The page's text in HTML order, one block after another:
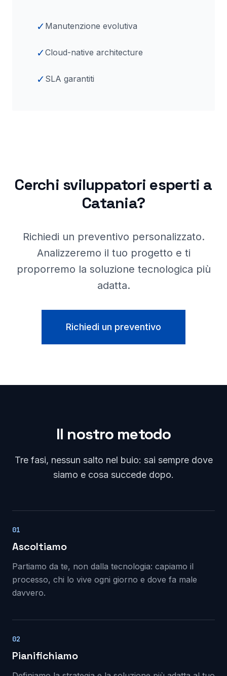
✓ Manutenzione evolutiva
✓Cloud-native architecture
✓ SLA garantiti
Cerchi sviluppatori esperti a
Catania?
Richiedi un preventivo personalizzato.
Analizzeremo il tuo progetto e ti
proporremo la soluzione tecnologica più
adatta.
Richiedi un preventivo
Il nostro metodo
Tre fasi, nessun salto nel buio: sai sempre dove
siamo e cosa succede dopo.
01
Ascoltiamo
Partiamo da te, non dalla tecnologia: capiamo il
processo, chi lo vive ogni giorno e dove fa male
davvero.
02
Pianifichiamo